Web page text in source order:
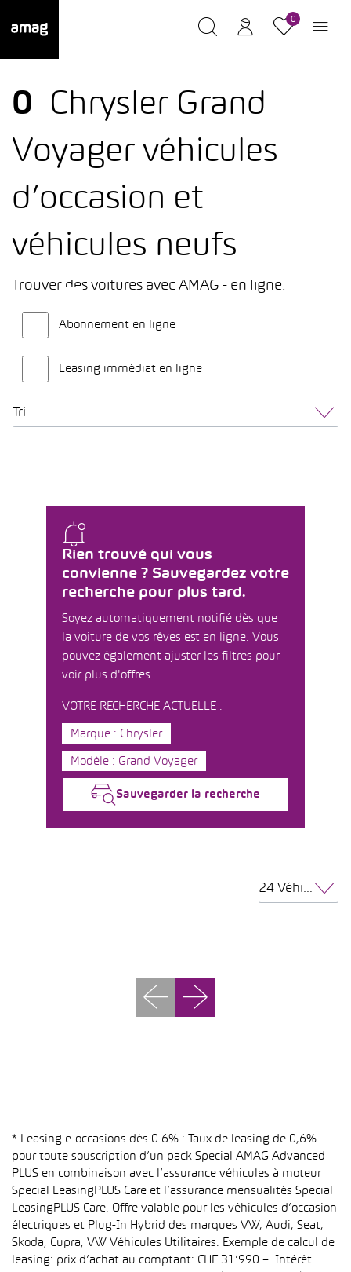
0
0
Chrysler Grand
Voyager véhicules
d’occasion et
véhicules neufs
Trouver des voitures avec AMAG - en ligne.
Abonnement en ligne
Leasing immédiat en ligne
Tri
Rien trouvé qui vous
convienne ? Sauvegardez votre
recherche pour plus tard.
Soyez automatiquement notifié dès que
la voiture de vos rêves est en ligne. Vous
pouvez également ajuster les filtres pour
voir plus d'offres.
VOTRE RECHERCHE ACTUELLE :
Marque : Chrysler
Modèle : Grand Voyager
Sauvegarder la recherche
24 Véhicules par page
* Leasing e-occasions dès 0.6% : Taux de leasing de 0,6%
pour toute souscription d’un pack Special AMAG Advanced
PLUS en combinaison avec l’assurance véhicules à moteur
Special LeasingPLUS Care et l’assurance mensualités Special
LeasingPLUS Care. Offre valable pour les véhicules d’occasion
électriques et Plug-In Hybrid des marques VW, Audi, Seat,
Skoda, Cupra, VW Véhicules Utilitaires. Exemple de calcul de
leasing: prix d’achat au comptant: CHF 31’990.–. Intérêt